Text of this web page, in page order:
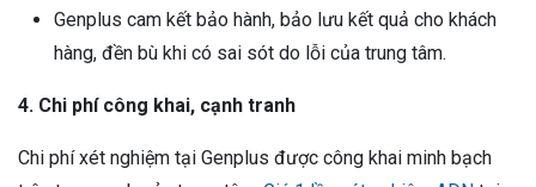
Genplus cam kết bảo hành, bảo lưu kết quả cho khách
hàng, đền bù khi có sai sót do lỗi của trung tâm.
4. Chi phí công khai, cạnh tranh
Chi phí xét nghiệm tại Genplus được công khai minh bạch